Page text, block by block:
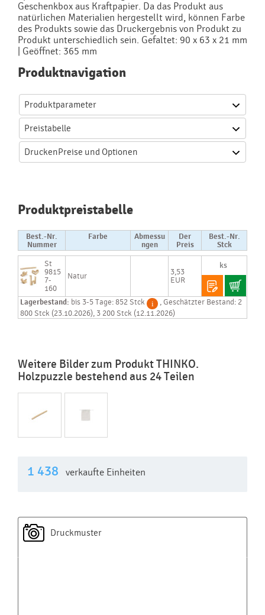
Geschenkbox aus Kraftpapier. Da das Produkt aus
natürlichen Materialien hergestellt wird, können Farbe
des Produkts sowie das Druckergebnis von Produkt zu
Produkt unterschiedlich sein. Gefaltet: 90 x 63 x 21 mm
| Geöffnet: 365 mm
Produktnavigation
Produktparameter
Preistabelle
DruckenPreise und Optionen
Produktpreistabelle
Best.-Nr.
Nummer
Farbe
Abmessu
ngen
Der
Preis
Best.-Nr.
Stck
St
9815
7-
160
Natur
3,53
EUR
Lagerbestand: bis 3-5 Tage: 852 Stck
, Geschätzter Bestand: 2
800 Stck (23.10.2026), 3 200 Stck (12.11.2026)
Weitere Bilder zum Produkt THINKO.
Holzpuzzle bestehend aus 24 Teilen
1 438 verkaufte Einheiten
Druckmuster